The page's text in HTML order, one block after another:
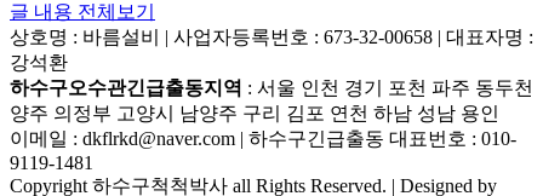
글 내용 전체보기
상호명 : 바름설비 | 사업자등록번호 : 673-32-00658 | 대표자명 :
강석환
하수구오수관긴급출동지역 : 서울 인천 경기 포천 파주 동두천
양주 의정부 고양시 남양주 구리 김포 연천 하남 성남 용인
이메일 : dkflrkd@naver.com | 하수구긴급출동 대표번호 : 010-
9119-1481
Copyright 하수구척척박사 all Rights Reserved. | Designed by